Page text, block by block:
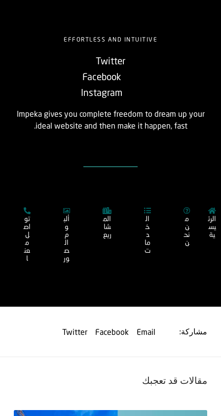
EFFORTLESS AND INTUITIVE
Twitter
Facebook
Instagram
Impeka gives you complete freedom to dream up your
ideal website and then make it happen, fast.
الرئ
يس
ية
م
ن
نح
ن
ال
خ
د
ما
ت
الم
شا
ريع
ألب
و
م
ال
ص
ور
تو
اص
ل
م
عن
ا
مشاركة: Email
Facebook
Twitter
مقالات قد تعجبك